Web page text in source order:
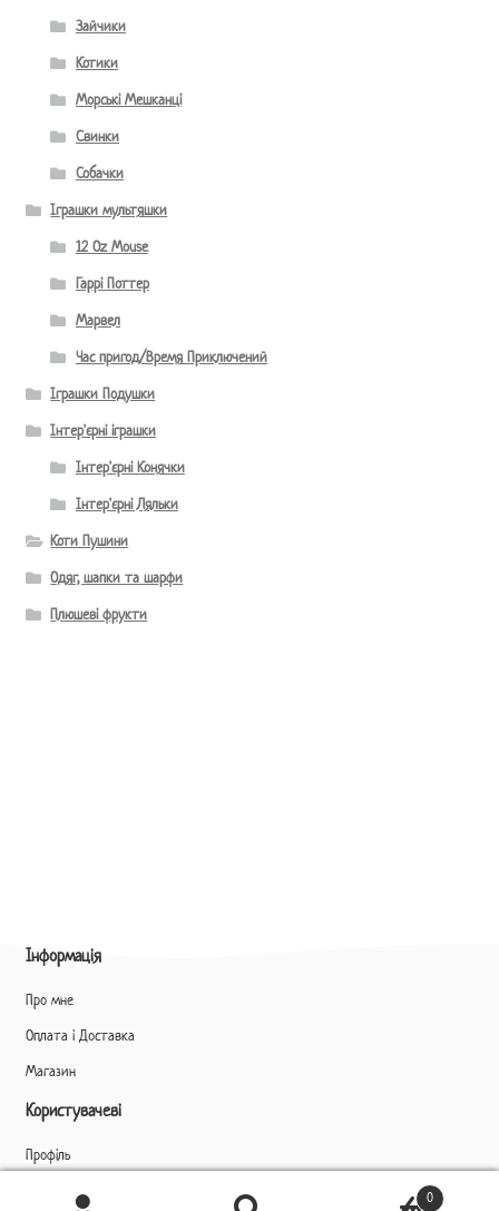
Зайчики
Котики
Морські Мешканці
Свинки
Собачки
Іграшки мультяшки
12 Oz Mouse
Гаррі Поттер
Марвел
Час пригод/Время Приключений
Іграшки Подушки
Інтер'єрні іграшки
Інтер'єрні Конячки
Інтер'єрні Ляльки
Коти Пушини
Одяг, шапки та шарфи
Плюшеві фрукти
Інформація
Про мне
Оплата і Доставка
Магазин
Користувачеві
Профіль
Ukrainian 0